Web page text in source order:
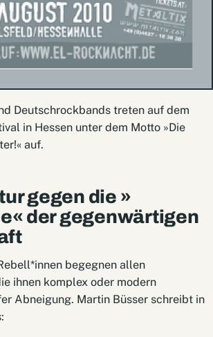
Deutschrockbands treten auf dem
in Hessen unter dem Motto »Die
auf.
gegen die »
der gegenwärtigen
begegnen allen
ihnen komplex oder modern
Abneigung. Martin Büsser schreibt in